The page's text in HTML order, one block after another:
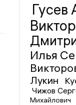
Гусев
Илья
Лукин
Чижов
Михайлович